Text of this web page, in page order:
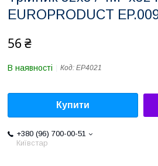
EUROPRODUCT
56 ₴
В наявності Код: EP4021
Купити
+380 (96) 700-00-51
Київстар